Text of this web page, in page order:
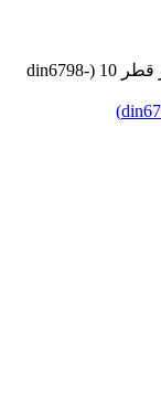
واشر خاردار ستاره ای مقعر قطر 10 (din6798-